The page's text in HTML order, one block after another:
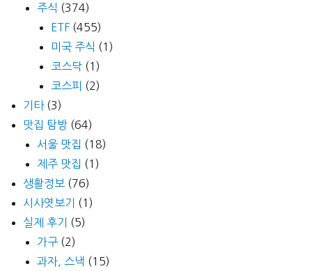
주식 (374)
ETF (455)
미국 주식 (1)
코스닥 (1)
코스피 (2)
기타(3)
맛집 탐방 (64)
서울 맛집 (18)
제주 맛집 (1)
생활정보 (76)
시사엿보기
(1)
실제 후기
(5)
가구 (2)
과자, 스낵 (15)